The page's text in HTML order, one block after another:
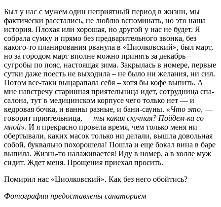
Был у нас с мужем один неприятный период в жизни, мы
фактически расстались, не люблю вспоминать, но это наша
история. Плохая или хорошая, но другой у нас не будет. Я
собрала сумку и прямо без предварительного звонка, без
какого-то планирования рванула в «Циолковский», был март,
но за городом март вполне можно принять за декабрь –
сугробы по пояс, настоящая зима. Закрылась в номере, первые
сутки даже поесть не выходила – не было ни желания, ни сил.
Потом все-таки выцарапала себя – хотя бы кофе выпить. А
мне навстречу старинная приятельница идет, сотрудница спа-
салона, тут в медицинском корпусе чего только нет — и
кедровая бочка, и ванны разные, и бани-сауны. «Что это, —
говорит приятельница, — ты какая скучная? Пойдем-ка со
мной». И я прекрасно провела время, чем только меня ни
обертывали, каких масок только ни делали, вышла довольная
собой, буквально похорошела! Пошла и еще бокал вина в баре
выпила. Жизнь-то налаживается! Иду в номер, а в холле муж
сидит. Ждет меня. Прощения приехал просить.
Помирил нас «Циолковский». Как без него обойтись?
Фотографии предоставлены санаторием